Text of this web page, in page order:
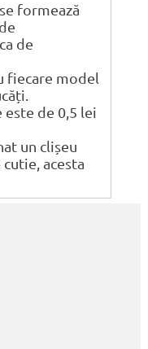
formează
de
fiecare model
de 0,5 lei
un clișeu
acesta